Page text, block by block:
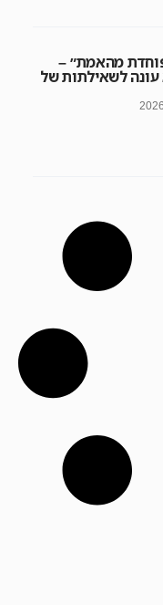
מהאמת״ –
לשאילתות של